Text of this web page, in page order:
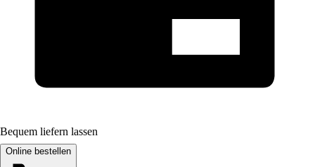
Bequem liefern lassen
Online bestellen